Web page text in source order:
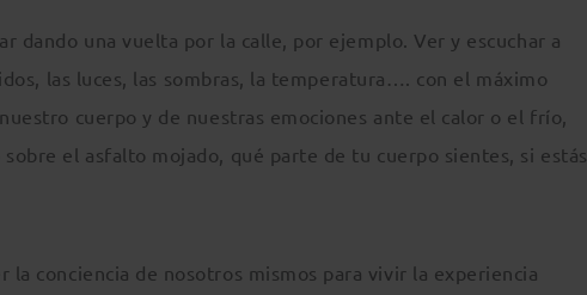
dando una vuelta por la calle, por ejemplo. Ver y escuchar a
las luces, las sombras, la temperatura…. con el máximo
cuerpo y de nuestras emociones ante el calor o el frío,
el asfalto mojado, qué parte de tu cuerpo sientes, si estás
la conciencia de nosotros mismos para vivir la experiencia